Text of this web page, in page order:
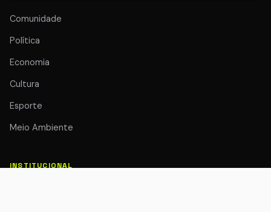
Comunidade
Política
Economia
Cultura
Esporte
Meio Ambiente
INSTITUCIONAL